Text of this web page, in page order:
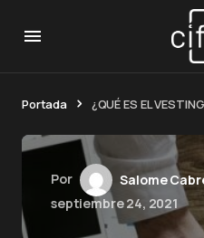
Portada ¿QUÉ ES EL
Por
Salome
septiembre 24, 2021